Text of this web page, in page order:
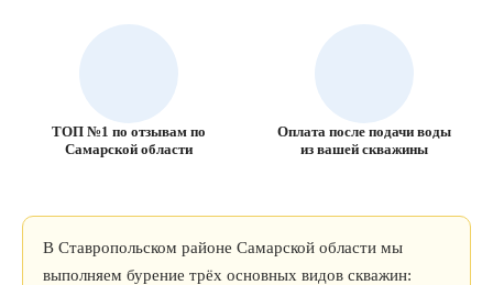
ТОП №1 по отзывам по
Самарской области
Оплата после подачи воды
из вашей скважины
В Ставропольском районе Самарской области мы
выполняем бурение трёх основных видов скважин: